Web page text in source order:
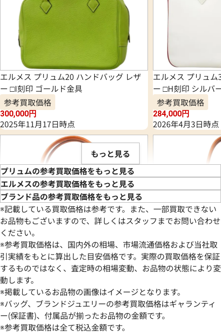
エルメス プリュム20 ハンドバッグ レザ
ー □I刻印 ゴールド金具
参考買取価格
300,000円
2025年11月17日時点
エルメス プリュ
ー □H刻印 シルバ
参考買取価格
284,000円
2026年4月3日時点
エルメス プリュムミニ ハンドバッグ レザ
ー □J刻印 シルバー金具
参考買取価格
273,000円
エルメス プリュ
ー □I刻印 ゴール
参考買取価格
もっと見る
プリュムの参考買取価格をもっと見る
エルメスの参考買取価格をもっと見る
ブランド品の参考買取価格をもっと見る
※記載している買取価格は参考です。また、一部買取できない
お品物もございますので、詳しくはスタッフまでお問い合わせ
ください。
※参考買取価格は、国内外の相場、市場流通価格および当社取
引実績をもとに算出した目安価格です。実際の買取価格を保証
するものではなく、査定時の相場変動、お品物の状態により変
動します。
※掲載しているお品物の画像はイメージとなります。
※バッグ、ブランドジュエリーの参考買取価格はギャランティ
ー(保証書)、付属品が揃ったお品物の金額です。
※参考買取価格は全て税込金額です。